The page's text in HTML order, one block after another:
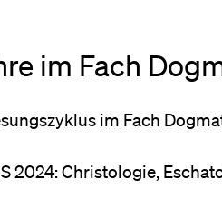
im Fach
im Fach
2024: Christologie,
Studierende
Forschende